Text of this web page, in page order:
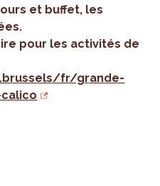
et buffet, les
pour les activités de
fr/grande-